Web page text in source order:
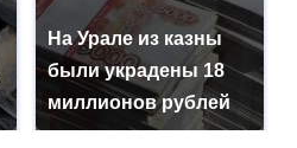
На Урале из казны
были украдены 18
миллионов рублей